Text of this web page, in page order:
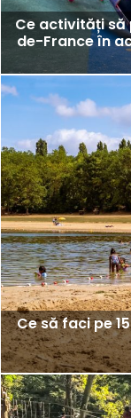
Ce activități să
de-France în
Ce să faci pe